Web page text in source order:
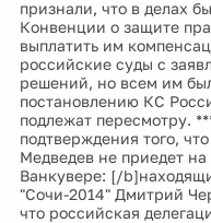
признали, что в делах
Конвенции о защите
выплатить им
российские суды с
решений, но всем им
постановлению КС
подлежат пересмотру.
подтверждения того,
Медведев не приедет
Ванкувере: [/
"Сочи-2014" Дмитрий
что российская